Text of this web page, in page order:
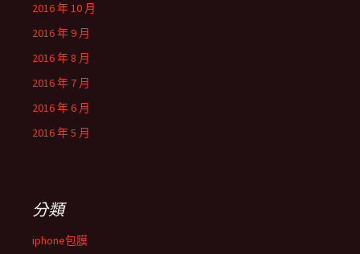
2016 年 10 月
2016 年 9 月
2016 年 8 月
2016 年 7 月
2016 年 6 月
2016 年 5 月
分類
iphone包膜